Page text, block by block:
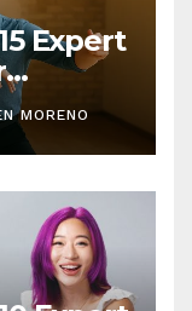
Expert
MORENO